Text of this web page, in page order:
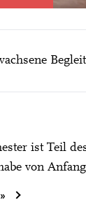
ist Teil
von